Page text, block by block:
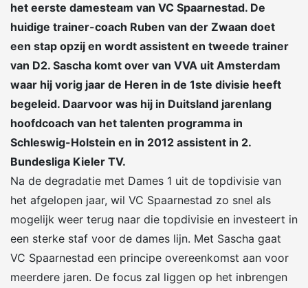
het eerste damesteam van VC Spaarnestad. De
huidige trainer-coach Ruben van der Zwaan doet
een stap opzij en wordt assistent en tweede trainer
van D2. Sascha komt over van VVA uit Amsterdam
waar hij vorig jaar de Heren in de 1ste divisie heeft
begeleid. Daarvoor was hij in Duitsland jarenlang
hoofdcoach van het talenten programma in
Schleswig-Holstein en in 2012 assistent in 2.
Bundesliga Kieler TV.
Na de degradatie met Dames 1 uit de topdivisie van
het afgelopen jaar, wil VC Spaarnestad zo snel als
mogelijk weer terug naar die topdivisie en investeert in
een sterke staf voor de dames lijn. Met Sascha gaat
VC Spaarnestad een principe overeenkomst aan voor
meerdere jaren. De focus zal liggen op het inbrengen